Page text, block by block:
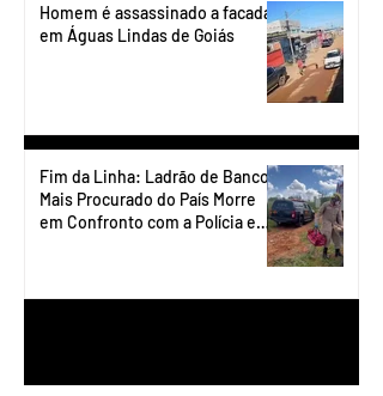
Homem é assassinado a facadas
em Águas Lindas de Goiás
Fim da Linha: Ladrão de Banco
Mais Procurado do País Morre
em Confronto com a Polícia em